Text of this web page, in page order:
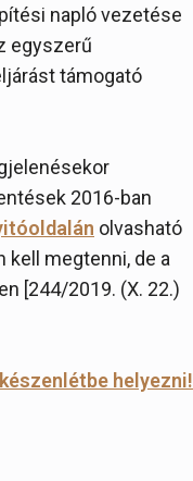
napló vezetése
egyszerű
támogató
2016-ban
olvasható
megtenni, de a
[244/2019. (X. 22.)
helyezni!